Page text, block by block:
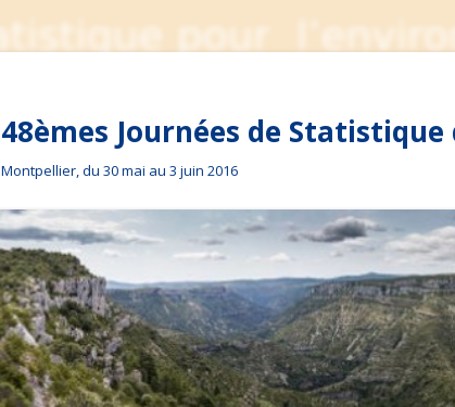
48èmes Journées de Statistique
Montpellier, du 30 mai au 3 juin 2016